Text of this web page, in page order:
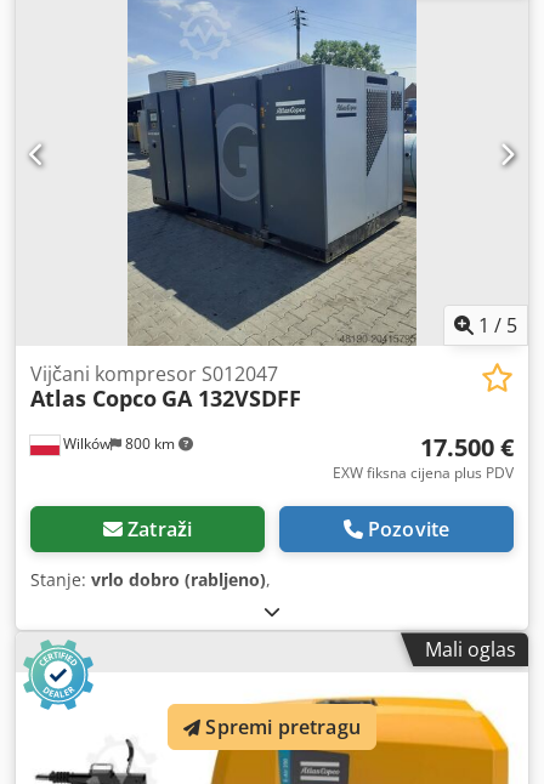
1 / 5
Wilków 800 km
Vijčani kompresor S012047
Atlas Copco GA 132VSDFF
17.500 €
EXW fiksna cijena plus PDV
Zatraži Pozovite
Stanje: vrlo dobro (rabljeno),
Mali oglas
Spremi pretragu